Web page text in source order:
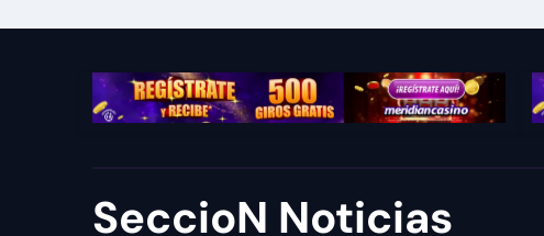
SeccioN Noticias